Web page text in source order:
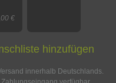
€
hinzufügen
innerhalb Deutschlands.